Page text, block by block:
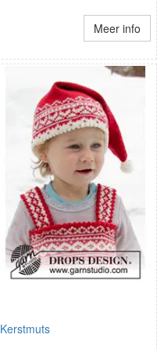
Meer info
Kerstmuts